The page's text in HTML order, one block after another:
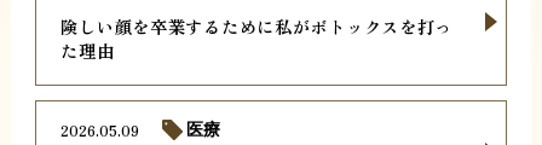
険しい顔を卒業するために私がボトックスを打っ
た理由
2026.05.09 医療